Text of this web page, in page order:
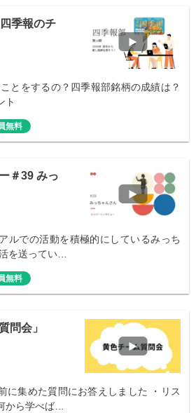
季報のチ
とをするの？四季報部銘柄の成績は？
ト
無料
＃39 みっ
ルでの活動を積極的にしているみっち
を送ってい…
無料
問会」
に集めた質問にお答えしました ・リス
から学べば…